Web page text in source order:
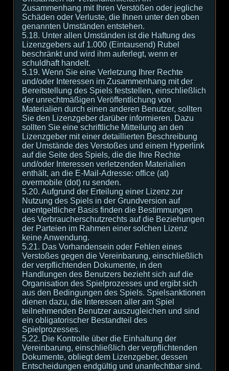
Zusammenhang mit Ihren Verstößen oder jegliche
Schäden oder Verluste, die Ihnen unter den oben
genannten Umständen entstehen.
5.18. Unter allen Umständen ist die Haftung des
Lizenzgebers auf 1.000 (Eintausend) Rubel
beschränkt und wird ihm auferlegt, wenn er
schuldhaft handelt.
5.19. Wenn Sie eine Verletzung Ihrer Rechte
und/oder Interessen im Zusammenhang mit der
Bereitstellung des Spiels feststellen, einschließlich
der unrechtmäßigen Veröffentlichung von
Materialien durch einen anderen Benutzer, sollten
Sie den Lizenzgeber darüber informieren. Dazu
sollten Sie eine schriftliche Mitteilung an den
Lizenzgeber mit einer detaillierten Beschreibung
der Umstände des Verstoßes und einem Hyperlink
auf die Seite des Spiels, die die Ihre Rechte
und/oder Interessen verletzenden Materialien
enthält, an die E-Mail-Adresse: office (at)
overmobile (dot) ru senden.
5.20. Aufgrund der Erteilung einer Lizenz zur
Nutzung des Spiels in der Grundversion auf
unentgeltlicher Basis finden die Bestimmungen
des Verbraucherschutzrechts auf die Beziehungen
der Parteien im Rahmen einer solchen Lizenz
keine Anwendung.
5.21. Das Vorhandensein oder Fehlen eines
Verstoßes gegen die Vereinbarung, einschließlich
der verpflichtenden Dokumente, in den
Handlungen des Benutzers bezieht sich auf die
Organisation des Spielprozesses und ergibt sich
aus den Bedingungen des Spiels. Spielsanktionen
dienen dazu, die Interessen aller am Spiel
teilnehmenden Benutzer auszugleichen und sind
ein obligatorischer Bestandteil des
Spielprozesses.
5.22. Die Kontrolle über die Einhaltung der
Vereinbarung, einschließlich der verpflichtenden
Dokumente, obliegt dem Lizenzgeber, dessen
Entscheidungen endgültig und unanfechtbar sind.